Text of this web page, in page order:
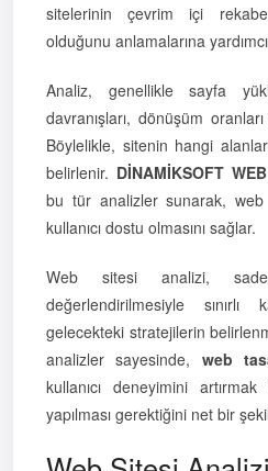
sitelerinin çevrim içi
olduğunu anlamalarına
Analiz, genellikle sayfa
davranışları, dönüşüm
Böylelikle, sitenin hangi
belirlenir. DİNAMİKSOFT
bu tür analizler sunarak,
kullanıcı dostu olmasını sağlar.
Web sitesi analizi,
değerlendirilmesiyle
gelecekteki stratejilerin
analizler sayesinde, web
kullanıcı deneyimini
yapılması gerektiğini net bir